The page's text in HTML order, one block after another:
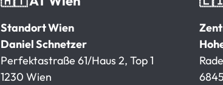
Standort Wien
Daniel Schnetzer
Perfektastraße 61/Haus 2, Top 1
1230 Wien